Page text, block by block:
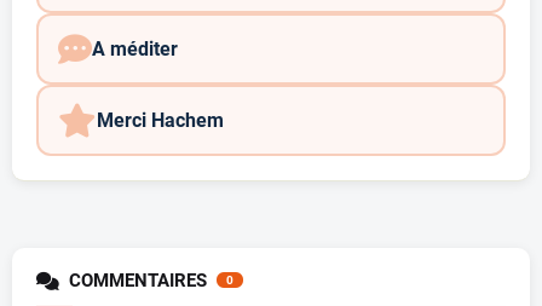
A méditer
Merci Hachem
COMMENTAIRES 0